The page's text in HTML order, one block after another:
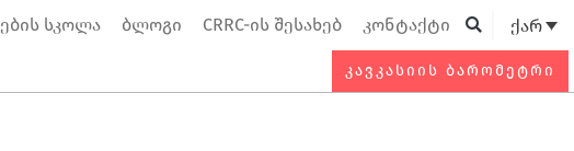
სკოლა ბლოგი CRRC-ის შესახებ კონტაქტი ქარ
ᲙᲐᲕᲙᲐᲡᲘᲘᲡ ᲑᲐᲠᲝᲛᲔᲢᲠᲘ